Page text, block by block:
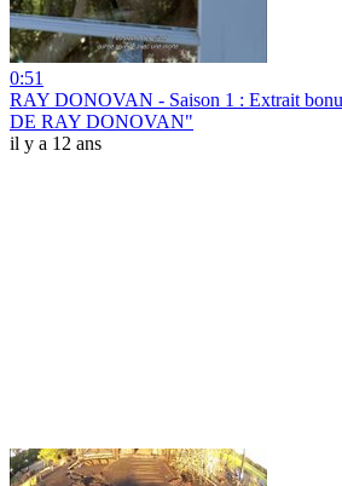
0:51
RAY DONOVAN - Saison 1 : Extrait
DE RAY DONOVAN"
il y a 12 ans